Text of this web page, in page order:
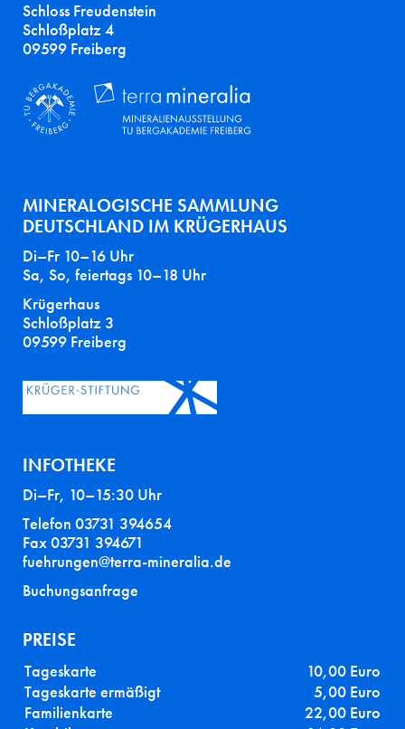
Schloss Freudenstein
Schloßplatz 4
09599 Freiberg
MINERALOGISCHE SAMMLUNG
DEUTSCHLAND IM KRÜGERHAUS
Di–Fr 10–16 Uhr
Sa, So, feiertags 10–18 Uhr
Krügerhaus
Schloßplatz 3
09599 Freiberg
INFOTHEKE
Di–Fr, 10–15:30 Uhr
Telefon 03731 394654
Fax 03731 394671
fuehrungen@terra-mineralia.de
Buchungsanfrage
PREISE
Tageskarte
10,00 Euro
Tageskarte ermäßigt
5,00 Euro
Familienkarte
22,00 Euro